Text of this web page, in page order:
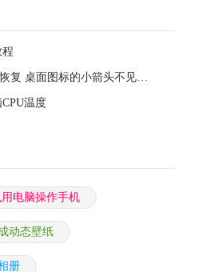
电脑快捷方式小箭头图标怎么恢复 桌面图标的小箭头不见了怎么恢复
温度
电脑操作手机
动态壁纸
册